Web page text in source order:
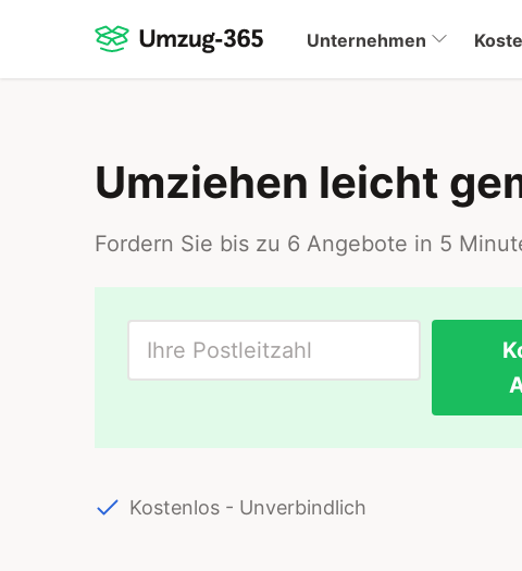
Unternehmen
Umziehen leicht
Fordern Sie bis zu 6 Angebote in 5
Kostenlos - Unverbindlich